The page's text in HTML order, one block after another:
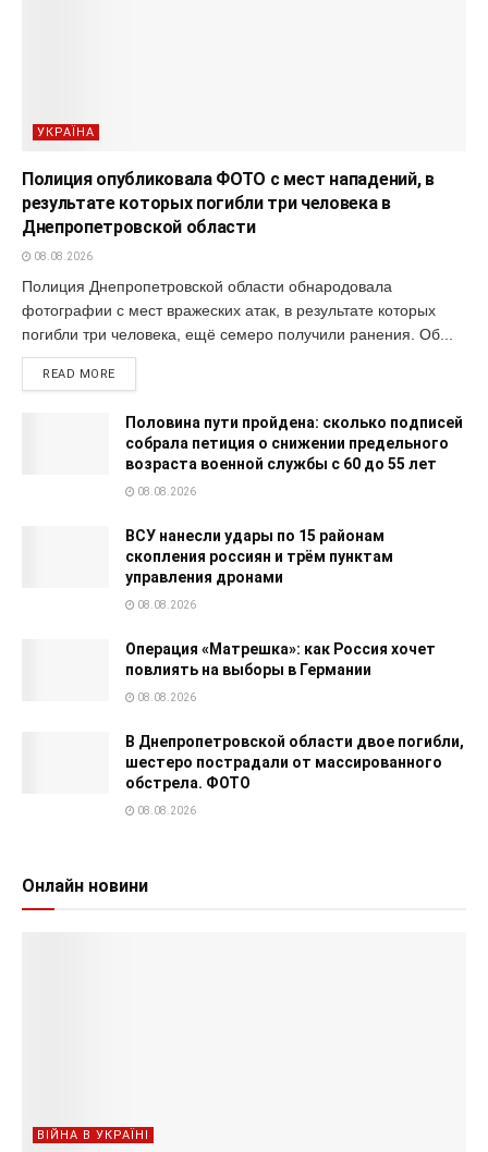
УКРАЇНА
Полиция опубликовала ФОТО с мест нападений, в
результате которых погибли три человека в
Днепропетровской области
08.08.2026
Полиция Днепропетровской области обнародовала
фотографии с мест вражеских атак, в результате которых
погибли три человека, ещё семеро получили ранения. Об...
READ MORE
Половина пути пройдена: сколько подписей
собрала петиция о снижении предельного
возраста военной службы с 60 до 55 лет
08.08.2026
ВСУ нанесли удары по 15 районам
скопления россиян и трём пунктам
управления дронами
08.08.2026
Операция «Матрешка»: как Россия хочет
повлиять на выборы в Германии
08.08.2026
В Днепропетровской области двое погибли,
шестеро пострадали от массированного
обстрела. ФОТО
08.08.2026
Онлайн новини
ВІЙНА В УКРАЇНІ